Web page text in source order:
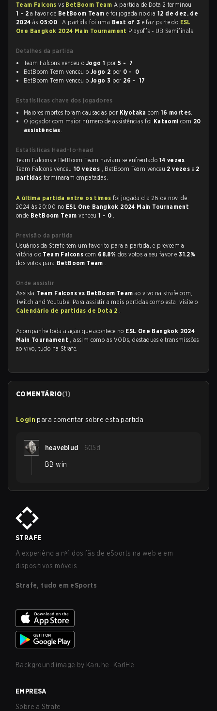
Team Falconsvs BetBoom Team A partida de Dota 2 terminou
1 - 2 a favor de BetBoom Teame foi jogada no dia12 de dez. de
2024 às 05:00 . A partida foi uma Best of 3 e faz parte do ESL
One Bangkok 2024 Main Tournament Playoffs - UB Semifinals.
Detalhes da partida
Team Falcons venceu o Jogo 1 por5 - 7
BetBoom Team venceu o Jogo 2 por 0 - 0
BetBoom Team venceu o Jogo 3 por 26 - 17
Estatísticas chave dos jogadores
Maiores mortes foram causadas por Kiyotaka com 16 mortes.
O jogador com maior número de assistências foi Kataomi com 20
assistências.
Estatísticas Head-to-head
Team Falcons e BetBoom Team haviam se enfrentado 14 vezes .
Team Falcons venceu10 vezes , BetBoom Team venceu 2 vezes e 2
partidas terminaram empatadas.
A última partida entre os times foi jogada dia 26 de nov. de
2024 às 20:00 no ESL One Bangkok 2024 Main Tournament
onde BetBoom Teamvenceu1 - 0 .
Previsão da partida
Usuários da Strafe tem um favorito para a partida, e preveem a
vitória do Team Falcons com 68.8% dos votos a seu favor e31.2%
dos votos para BetBoom Team .
Onde assistir
Assista Team Falcons vs BetBoom Team ao vivo na strafe.com,
Twitch and Youtube. Para assistir a mais partidas como esta, visite o
Calendário de partidas de Dota 2 .
Acompanhe toda a ação que acontece no ESL One Bangkok 2024
Main Tournament , assim como as VODs, destaques e transmissões
ao vivo, tudo na Strafe.
COMENTÁRIO(1)
Login para comentar sobre esta partida
heaveblud 605d
BB win
STRAFE
A experiência nº1 dos fãs de eSports na web e em
dispositivos móveis.
Strafe, tudo em eSports
Background image by Karuhe_KarlHe
EMPRESA
Sobre a Strafe